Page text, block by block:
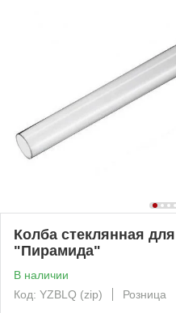
Колба стеклянная
"Пирамида"
В наличии
Код: YZBLQ (zip)
Розница